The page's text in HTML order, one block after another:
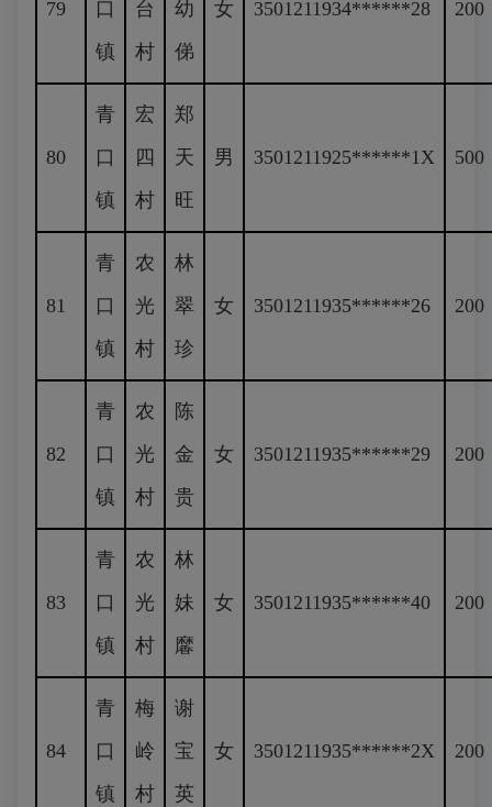
79
口
镇
台
村
幼
俤
女 3501211934******28 200
80
青
口
镇
宏
四
村
郑
天
旺
男 3501211925******1X 500
81
青
口
镇
农
光
村
林
翠
珍
女 3501211935******26 200
82
青
口
镇
农
光
村
陈
金
贵
女 3501211935******29 200
83
青
口
镇
农
光
村
林
妹
黁
女 3501211935******40 200
84
青
口
镇
梅
岭
村
谢
宝
英
女 3501211935******2X 200